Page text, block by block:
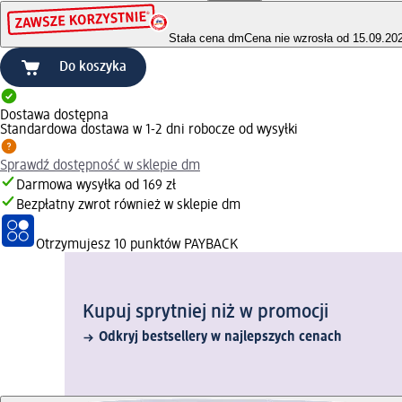
Stała cena dmCena nie wzrosła od
Do koszyka
Dostawa dostępna
Standardowa dostawa w 1-2 dni robocze od wysyłki
Sprawdź dostępność w sklepie dm
Darmowa wysyłka od 169 zł
Bezpłatny zwrot również w sklepie dm
Otrzymujesz 10 punktów PAYBACK
Kupuj sprytniej niż w promocji
Odkryj bestsellery w najlepszych cenach